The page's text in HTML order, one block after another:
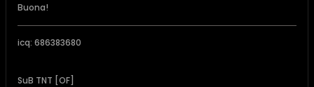
Buona!
icq: 686383680
SuB TNT [OF]